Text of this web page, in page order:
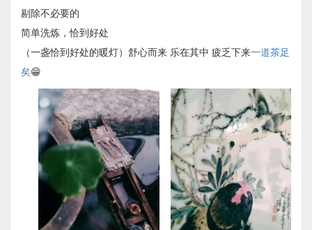
剔除不必要的
简单洗炼，恰到好处
（一盏恰到好处的暖灯）舒心而来 乐在其中 疲乏下来一道茶足
矣😁